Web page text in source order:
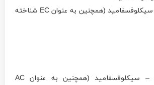
اپی ریبیسین – سیکلوفسفامید (همچنین به عنوان EC شناخته
دوکسوروبیسین – سیکلوفسفامید (همچنین به عنوان AC